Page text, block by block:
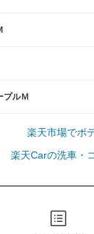
プルＭ
楽天市場でボ
楽天Carの洗車・